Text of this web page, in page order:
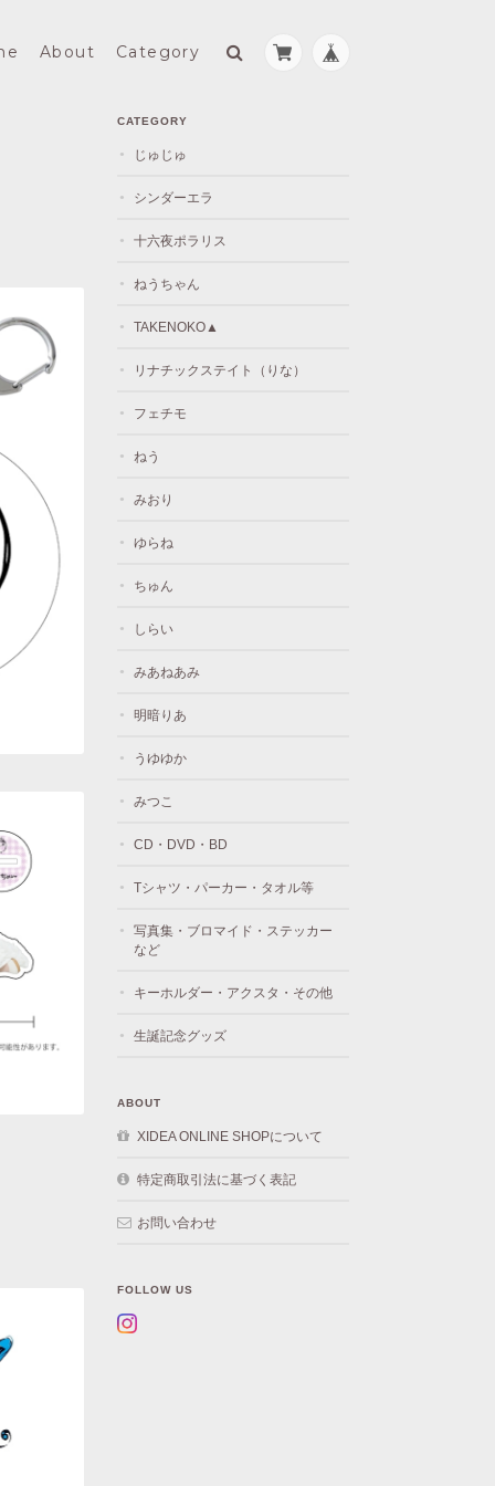
About Category
CATEGORY
じゅじゅ
シンダーエラ
十六夜ポラリス
ねうちゃん
TAKENOKO▲
リナチックステイト（りな）
フェチモ
ねう
みおり
ゆらね
ちゅん
しらい
みあねあみ
明暗りあ
うゆゆか
みつこ
CD・DVD・BD
Tシャツ・パーカー・タオル等
写真集・ブロマイド・ステッカー
など
キーホルダー・アクスタ・その他
生誕記念グッズ
ABOUT
XIDEA ONLINE SHOPについて
特定商取引法に基づく表記
お問い合わせ
FOLLOW US